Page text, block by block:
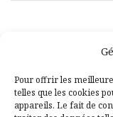
Pour offrir les
telles que les cookies
appareils. Le fait de